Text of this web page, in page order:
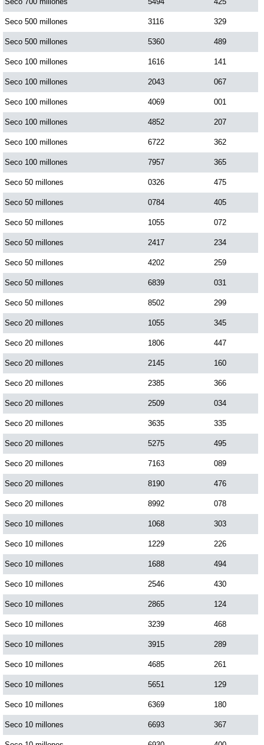
Dorado Tarde
Dorado Noche
Fantástica Día
Fantástica Noche
Motilon Tarde
Motilon Noche
Paisita Día
Paisita Noche
Paisita 3
Pick 3 Día
Pick 3 Noche
Pick 4 Día
Pick 4 Noche
Pijao de Oro
Sinuano Día
Sinuano Noche
Super Chontico Noche
Seco 500 millones 3116 329
Seco 500 millones 5360 489
Seco 100 millones 1616 141
Seco 100 millones 2043 067
Seco 100 millones 4069 001
Seco 100 millones 4852 207
Seco 100 millones 6722 362
Seco 100 millones 7957 365
Seco 50 millones 0326 475
Seco 50 millones 0784 405
Seco 50 millones 1055 072
Seco 50 millones 2417 234
Seco 50 millones 4202 259
Seco 50 millones 6839 031
Seco 50 millones 8502 299
Seco 20 millones 1055 345
Seco 20 millones 1806 447
Seco 20 millones 2145 160
Seco 20 millones 2385 366
Seco 20 millones 2509 034
Seco 20 millones 3635 335
Seco 20 millones 5275 495
Seco 20 millones 7163 089
Seco 20 millones 8190 476
Seco 20 millones 8992 078
Seco 10 millones 1068 303
Seco 10 millones 1229 226
Seco 10 millones 1688 494
Seco 10 millones 2546 430
Seco 10 millones 2865 124
Seco 10 millones 3239 468
Seco 10 millones 3915 289
Seco 10 millones 4685 261
Seco 10 millones 5651 129
Seco 10 millones 6369 180
Seco 10 millones 6693 367